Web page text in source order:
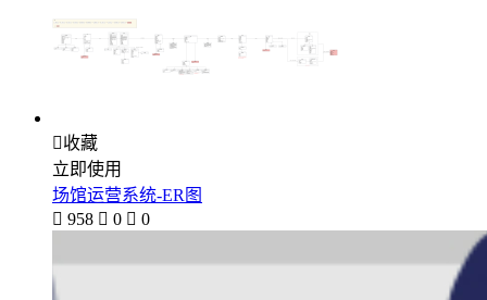
收藏
立即使用
场馆运营系统-ER图
 958  0  0